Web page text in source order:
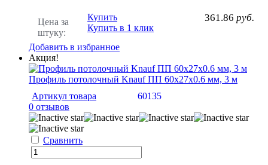
Цена за
штуку:
361.86 руб.
Купить
Купить в 1 клик
Добавить в избранное
Акция!
Профиль потолочный Knauf ПП 60х27х0.6 мм, 3 м
Артикул товара
60135
0 отзывов
Сравнить